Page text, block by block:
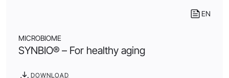
EN
MICROBIOME
SYNBIO® – For healthy aging
DOWNLOAD